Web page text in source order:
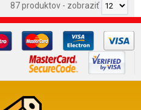
87 produktov- zobraziť